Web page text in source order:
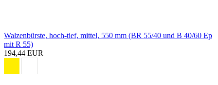
Walzenbürste, hoch-tief, mittel, 550 mm (BR 55/40 und B 40/60 Ep
mit R 55)
194,44 EUR